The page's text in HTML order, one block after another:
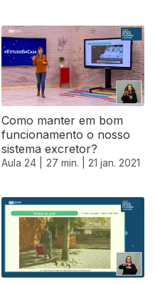
Como manter em bom
funcionamento o nosso
sistema excretor?
Aula 24 | 27 min. | 21 jan. 2021